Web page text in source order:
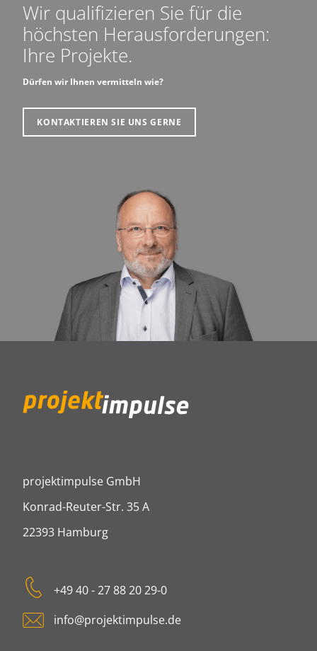
Wir qualifizieren Sie für die
höchsten Herausforderungen:
Ihre Projekte.
Dürfen wir Ihnen vermitteln wie?
KONTAKTIEREN SIE UNS GERNE
projektimpulse GmbH
Konrad-Reuter-Str. 35 A
22393 Hamburg
Tel:
+49 40 - 27 88 20 29-0
E-mail:info@projektimpulse.de